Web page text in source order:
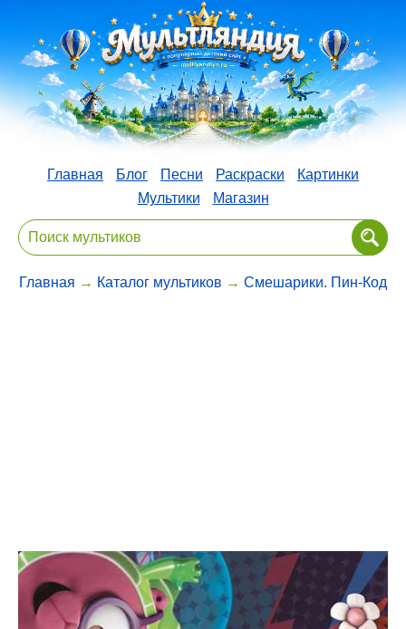
Главная Блог Песни Раскраски
Картинки
Мультики
Магазин
Главная → Каталог мультиков → Смешарики. Пин-Код